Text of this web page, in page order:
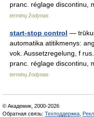
pranc. réglage
terminų žodynas
start-stop control —
automatika atitikmenys:
vok. Aussetzregelung, f
pranc. réglage
terminų žodynas
© Академик, 2000-2026
Обратная связь: Техподдержка